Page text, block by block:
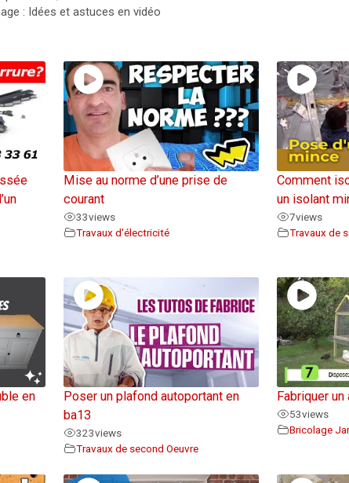
: Idées et astuces en vidéo
Mise au norme d’une prise de
courant
33views
Travaux d'électricité
Comment
un isolant
7views
Travaux de
en
Poser un plafond autoportant en
ba13
323views
Travaux de second Oeuvre
Fabriquer
53views
Bricolage